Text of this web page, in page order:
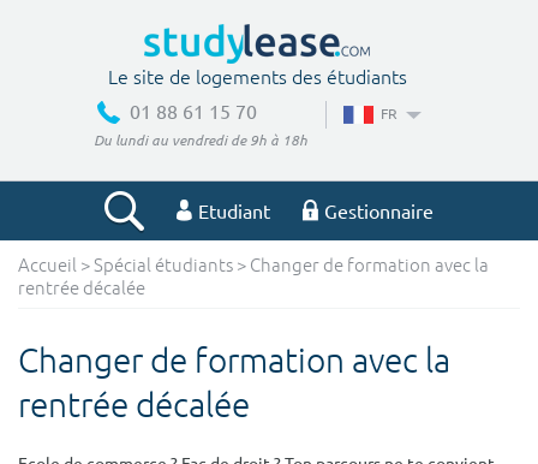
Le site de logements des étudiants
01 88 61 15 70
Du lundi au vendredi de 9h à 18h
FR
Etudiant Gestionnaire
Votre recherche
Accueil >Spécial étudiants > Changer de formation avec la
rentrée décalée
Changer de formation avec la
rentrée décalée